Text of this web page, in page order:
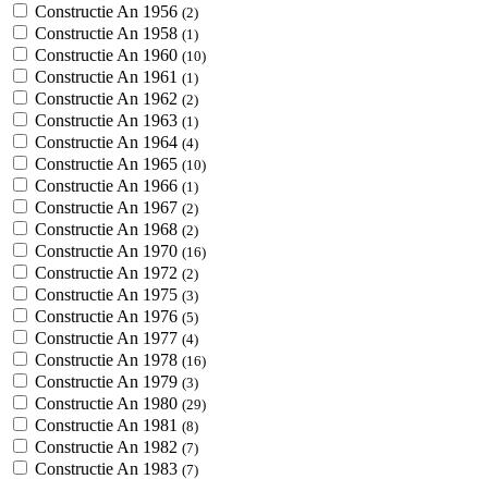
Constructie An 1956 (2)
Constructie An 1958 (1)
Constructie An 1960 (10)
Constructie An 1961 (1)
Constructie An 1962 (2)
Constructie An 1963 (1)
Constructie An 1964 (4)
Constructie An 1965 (10)
Constructie An 1966 (1)
Constructie An 1967 (2)
Constructie An 1968 (2)
Constructie An 1970 (16)
Constructie An 1972 (2)
Constructie An 1975 (3)
Constructie An 1976 (5)
Constructie An 1977 (4)
Constructie An 1978 (16)
Constructie An 1979 (3)
Constructie An 1980 (29)
Constructie An 1981 (8)
Constructie An 1982 (7)
Constructie An 1983 (7)